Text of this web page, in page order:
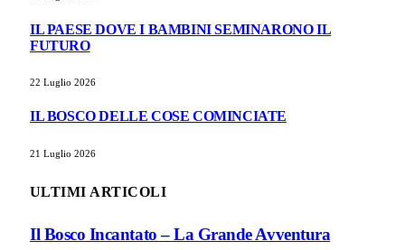
IL PAESE DOVE I BAMBINI SEMINARONO IL
FUTURO
22 Luglio 2026
IL BOSCO DELLE COSE COMINCIATE
21 Luglio 2026
ULTIMI ARTICOLI
Il Bosco Incantato – La Grande Avventura